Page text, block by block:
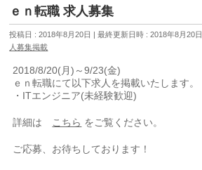
ｅｎ転職 求人募集
投稿日 : 2018年8月20日 最終更新日時 : 2018年8月20日
人募集掲載
2018/8/20(月)～9/23(金)
ｅｎ転職にて以下求人を掲載いたします。
・ITエンジニア(未経験歓迎)
詳細は こちら をご覧ください。
ご応募、お待ちしております！